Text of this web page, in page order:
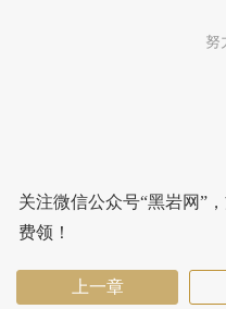
努
关注微信公众号“黑岩网”
费领！
上一章